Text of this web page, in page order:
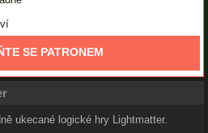
SE PATRONEM
ukecané logické hry Lightmatter.